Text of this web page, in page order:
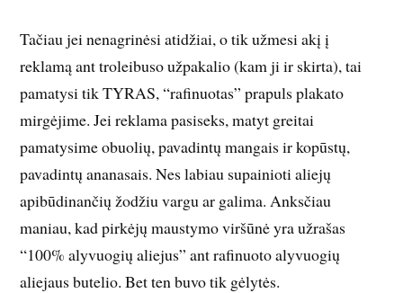
Tačiau jei nenagrinėsi atidžiai, o tik užmesi akį į
reklamą ant troleibuso užpakalio (kam ji ir skirta), tai
pamatysi tik TYRAS, “rafinuotas” prapuls plakato
mirgėjime. Jei reklama pasiseks, matyt greitai
pamatysime obuolių, pavadintų mangais ir kopūstų,
pavadintų ananasais. Nes labiau supainioti aliejų
apibūdinančių žodžiu vargu ar galima. Anksčiau
maniau, kad pirkėjų maustymo viršūnė yra užrašas
“100% alyvuogių aliejus” ant rafinuoto alyvuogių
aliejaus butelio. Bet ten buvo tik gėlytės.